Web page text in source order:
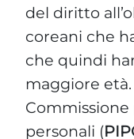
del diritto
coreani che
che quindi
maggiore
personali (